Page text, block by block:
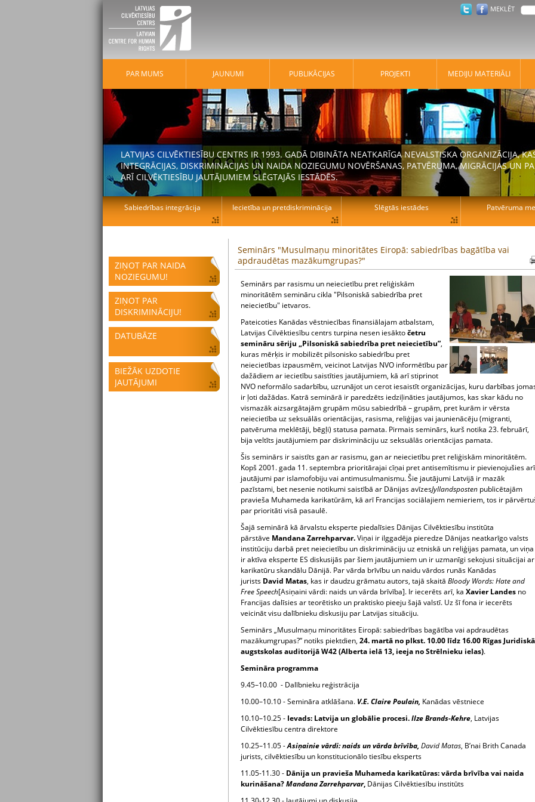
ZIŅOT PAR NAIDA
NOZIEGUMU!
ZIŅOT PAR
DISKRIMINĀCIJU!
DATUBĀZE
BIEŽĀK UZDOTIE
JAUTĀJUMI
Seminārs "Musulmaņu minoritātes Eiropā: sabiedrības bagātība vai
apdraudētas mazākumgrupas?"
Seminārs par rasismu un neiecietību pret reliģiskām
minoritātēm semināru cikla "Pilsoniskā sabiedrība pret
neiecietību" ietvaros.
Pateicoties Kanādas vēstniecības finansiālajam atbalstam,
Latvijas Cilvēktiesību centrs turpina nesen iesāktočetru
semināru sēriju „Pilsoniskā sabiedrība pret neiecietību”,
kuras mērķis ir mobilizēt pilsonisko sabiedrību pret
neiecietības izpausmēm, veicinot Latvijas NVO informētību par
dažādiem ar iecietību saistīties jautājumiem, kā arī stiprinot
NVO neformālo sadarbību, uzrunājot un cerot iesaistīt organizācijas, kuru darbības
ir ļoti dažādas. Katrā seminārā ir paredzēts iedziļināties jautājumos, kas skar kādu no
vismazāk aizsargātajām grupām mūsu sabiedrībā – grupām, pret kurām ir vērsta
neiecietība uz seksuālās orientācijas, rasisma, reliģijas vai jaunienācēju (migranti,
patvēruma meklētāji, bēgļi) statusa pamata. Pirmais seminārs, kurš notika 23. februārī,
bija veltīts jautājumiem par diskrimināciju uz seksuālās orientācijas pamata.
Šis seminārs ir saistīts gan ar rasismu, gan ar neiecietību pret reliģiskām minoritātēm.
Kopš 2001. gada 11. septembra prioritārajai cīņai pret antisemītismu ir pievienojušies arī
jautājumi par islamofobiju vai antimusulmanismu. Šie jautājumi Latvijā ir mazāk
pazīstami, bet nesenie notikumi saistībā ar Dānijas avīzesJyllandsposten publicētajām
pravieša Muhameda karikatūrām, kā arī Francijas sociālajiem nemieriem, tos ir
par prioritāti visā pasaulē.
Šajā seminārā kā ārvalstu eksperte piedalīsies Dānijas Cilvēktiesību institūta
pārstāve Mandana Zarrehparvar.Viņai ir ilggadēja pieredze Dānijas neatkarīgo valsts
institūciju darbā pret neiecietību un diskrimināciju uz etniskā un reliģijas pamata, un viņa
ir aktīva eksperte ES diskusijās par šiem jautājumiem un ir uzmanīgi sekojusi situācijai ar
karikatūru skandālu Dānijā. Par vārda brīvību un naidu vārdos runās Kanādas
jurists David Matas, kas ir daudzu grāmatu autors, tajā skaitā Bloody Words: Hate and
Free Speech[Asiņaini vārdi: naids un vārda brīvība]. Ir iecerēts arī, ka Xavier Landes no
Francijas dalīsies ar teorētisko un praktisko pieeju šajā valstī. Uz šī fona ir iecerēts
veicināt visu dalībnieku diskusiju par Latvijas situāciju.
Seminārs „Musulmaņu minoritātes Eiropā: sabiedrības bagātība vai apdraudētas
mazākumgrupas?” notiks piektdien, 24. martā no plkst. 10.00 līdz 16.00 Rīgas
augstskolas auditorijā W42 (Alberta ielā 13, ieeja no Strēlnieku ielas).
Semināra programma
9.45–10.00 - Dalībnieku reģistrācija
10.00–10.10 - Semināra atklāšana. V.E. Claire Poulain, Kanādas vēstniece
10.10–10.25 - Ievads: Latvija un globālie procesi.Ilze Brands-Kehre, Latvijas
Cilvēktiesību centra direktore
10.25–11.05-Asiņainie vārdi: naids un vārda brīvība, David Matas, B’nai Brith Canada
jurists, cilvēktiesību un konstitucionālo tiesību eksperts
11.05-11.30 - Dānija un pravieša Muhameda karikatūras: vārda brīvība vai naida
kurināšana?Mandana Zarrehparvar, Dānijas Cilvēktiesību institūts
MEKLĒT
PAR MUMS JAUNUMI PUBLIKĀCIJAS PROJEKTI MEDIJU MATERIĀLI
LATVIJAS CILVĒKTIESĪBU CENTRS IR 1993. GADĀ DIBINĀTA NEATKARĪGA NEVALSTISKA ORGANIZĀCIJA,
INTEGRĀCIJAS, DISKRIMINĀCIJAS UN NAIDA NOZIEGUMU NOVĒRŠANAS, PATVĒRUMA, MIGRĀCIJAS UN
ARĪ CILVĒKTIESĪBU JAUTĀJUMIEM SLĒGTAJĀS IESTĀDĒS.
Sabiedrības integrācija Iecietība un pretdiskriminācija Slēgtās iestādes Patvēruma